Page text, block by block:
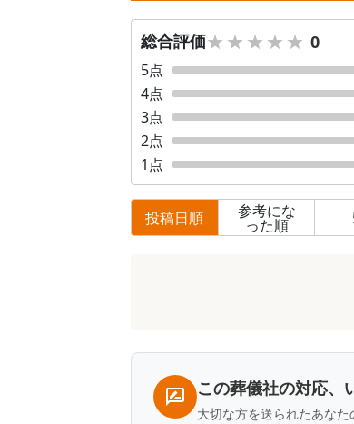
総合評価★★★★★
★★★★★ 0
5点
4点
3点
2点
1 点
投稿日順 参考にな
った順
この葬儀社の対応、
大切な方を送られたあな